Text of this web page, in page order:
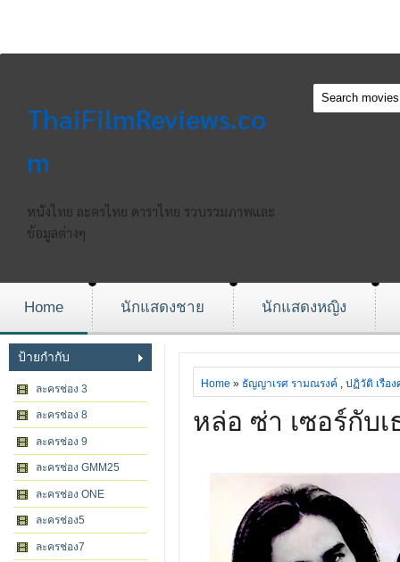
ThaiFilmReviews.co
m
หนังไทย ละครไทย ดาราไทย รวบรวมภาพและ
ข้อมูลต่างๆ
Home นักแสดงชาย นักแสดงหญิง
ป้ายกำกับ
ละครช่อง 3
ละครช่อง 8
ละครช่อง 9
ละครช่อง GMM25
ละครช่อง ONE
ละครช่อง5
ละครช่อง7
Home » ธัญญาเรศ รามณรงค์ , ปฏิวัติ เรือง
หล่อ ซ่า เซอร์กับ